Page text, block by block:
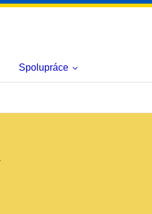
Spolupráce